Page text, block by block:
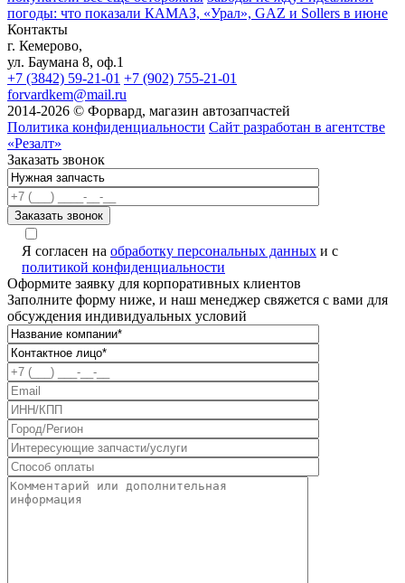
погоды: что показали КАМАЗ, «Урал», GAZ и Sollers в июне
Контакты
г. Кемерово,
ул. Баумана 8, оф.1
+7 (3842) 59-21-01 +7 (902) 755-21-01
forvardkem@mail.ru
2014-2026 © Форвард, магазин автозапчастей
Политика конфиденциальности Сайт разработан в агентстве
«Резалт»
Заказать звонок
Я согласен на обработку персональных данных и с
политикой конфиденциальности
Оформите заявку для корпоративных клиентов
Заполните форму ниже, и наш менеджер свяжется с вами для
обсуждения индивидуальных условий